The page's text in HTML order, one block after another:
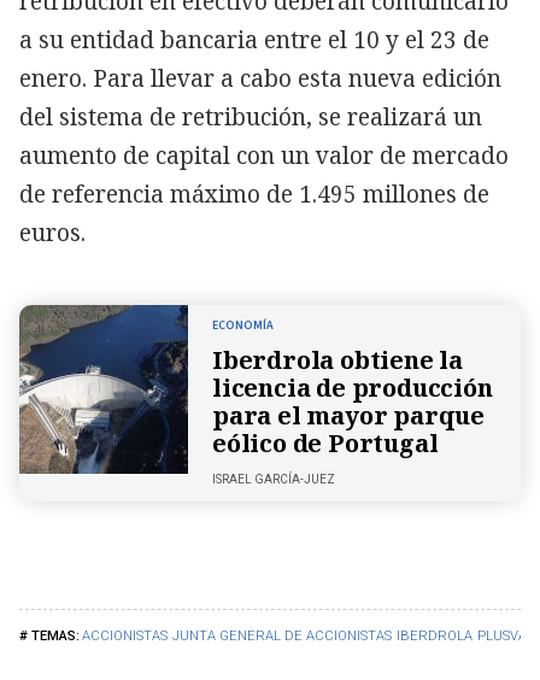
ACCIONISTAS JUNTA GENERAL DE ACCIONISTAS IBERDROLA
a su entidad bancaria entre el 10 y el 23 de
enero. Para llevar a cabo esta nueva edición
del sistema de retribución, se realizará un
aumento de capital con un valor de mercado
de referencia máximo de 1.495 millones de
euros.
ECONOMÍA
Iberdrola obtiene la
licencia de producción
para el mayor parque
eólico de Portugal
ISRAEL GARCÍA-JUEZ